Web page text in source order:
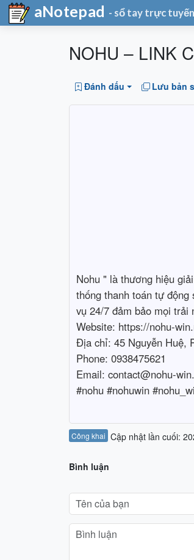
aNotepad - sổ tay trực
NOHU – LINK
Đánh dấu Lưu bản
Nohu " là thương hiệu
thống thanh toán tự
vụ 24/7 đảm bảo mọi trải
Website: https://nohu-
Địa chỉ: 45 Nguyễn Huệ,
Phone: 0938475621
Email: contact@nohu-
#nohu #nohuwin
Công khai Cập nhật lần cuối:
Bình luận